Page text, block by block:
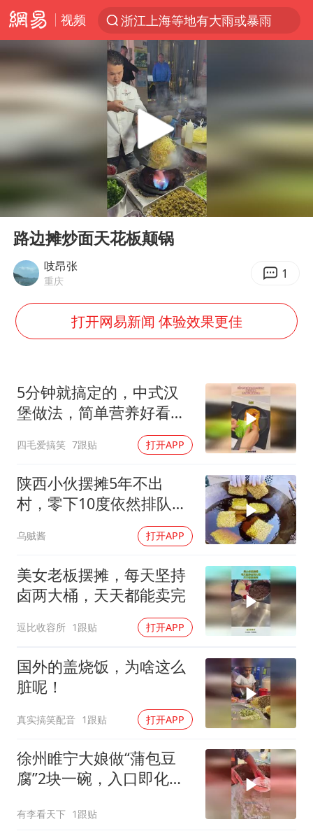
视频
浙江上海等地有大雨或暴雨
光影经济撬动暑期消费新蓝海
《欢迎来龙餐馆》口碑
情侣福建平潭拍日出时坠崖
西湖突现狂风暴雨 游客瞬间被浇透
“不怕六爷挂得多 就怕六爷挂一颗”
视频丨中国东方电气集团原党组副书记、董事宋致远被查
杭州全市有序停课
直击东北超：哈尔滨vs通辽
36岁男演员成景区NPC后人气爆棚
郑丽文：台湾从来没有“独立”过
浙江台州《告全体市民书》
酒店回应车内过夜被收150元
上半年国内手机销量TOP30出炉
梁家辉百花奖演讲落泪
人民的健康、体质、幸福一脉相承
Play
00:00
路边摊炒面天花板颠锅
吱昂张
重庆 1
打开网易新闻 体验效果更佳
5分钟就搞定的，中式汉
堡做法，简单营养好看又
四毛爱搞笑 7跟贴 打开APP
陕西小伙摆摊5年不出
村，零下10度依然排队，
乌贼酱 打开APP
美女老板摆摊，每天坚持
卤两大桶，天天都能卖完
逗比收容所 1跟贴 打开APP
国外的盖烧饭，为啥这么
脏呢！
真实搞笑配音 1跟贴 打开APP
徐州睢宁大娘做“蒲包豆
腐”2块一碗，入口即化，
有李看天下 1跟贴